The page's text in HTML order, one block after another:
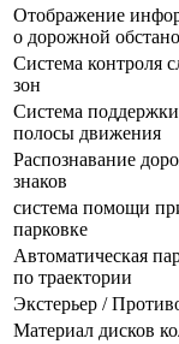
Отображение
о дорожной
Система контроля
зон
Система поддержки
полосы движения
Распознавание
знаков
система помощи
парковке
Автоматическая
по траектории
Экстерьер /
Материал дисков